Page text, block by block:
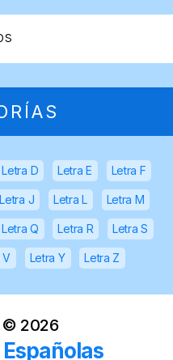
Letra D Letra E Letra F
Letra J Letra L Letra M
Letra Q Letra R Letra S
V Letra Y Letra Z
© 2026